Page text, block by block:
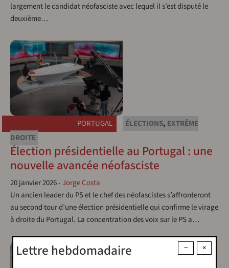
largement le candidat néofasciste avec lequel il s’est disputé le
deuxième…
PORTUGAL ÉLECTIONS, EXTRÊME
DROITE
Élection présidentielle au Portugal : une
nouvelle avancée néofasciste
20 janvier 2026-Jorge Costa
Un ancien leader du PS et le chef des néofascistes s’affronteront
au second tour d’une élection présidentielle qui confirme le virage
à droite du Portugal. La concentration des voix sur le PS a…
×
−
Lettre hebdomadaire